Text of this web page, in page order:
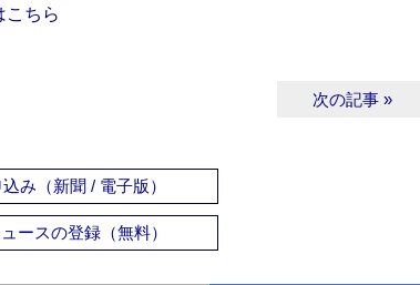
ちら
次の記事 »
み（新聞 / 電子版）
ースの登録（無料）